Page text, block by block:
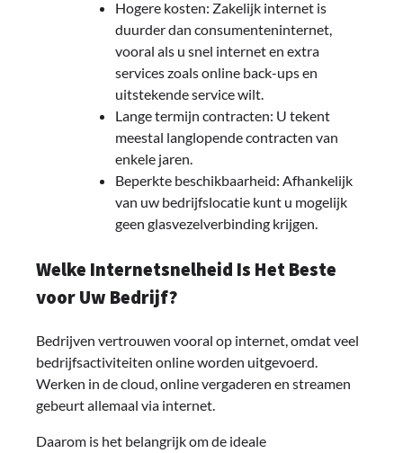
Hogere kosten: Zakelijk internet is
duurder dan consumenteninternet,
vooral als u snel internet en extra
services zoals online back-ups en
uitstekende service wilt.
Lange termijn contracten: U tekent
meestal langlopende contracten van
enkele jaren.
Beperkte beschikbaarheid: Afhankelijk
van uw bedrijfslocatie kunt u mogelijk
geen glasvezelverbinding krijgen.
Welke Internetsnelheid Is Het Beste
voor Uw Bedrijf?
Bedrijven vertrouwen vooral op internet, omdat veel
bedrijfsactiviteiten online worden uitgevoerd.
Werken in de cloud, online vergaderen en streamen
gebeurt allemaal via internet.
Daarom is het belangrijk om de ideale